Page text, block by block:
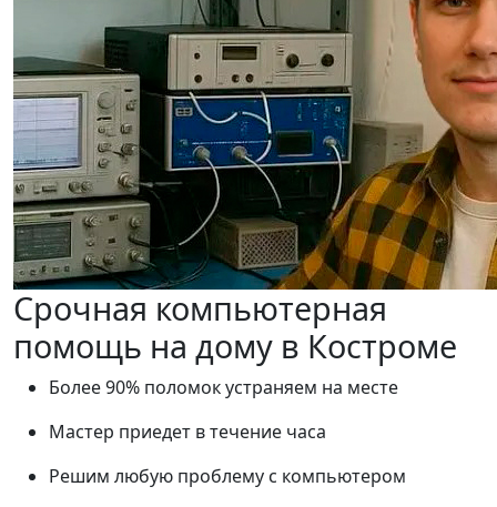
Срочная компьютерная
помощь на дому в Костроме
Более 90% поломок устраняем на месте
Мастер приедет в течение часа
Решим любую проблему с компьютером